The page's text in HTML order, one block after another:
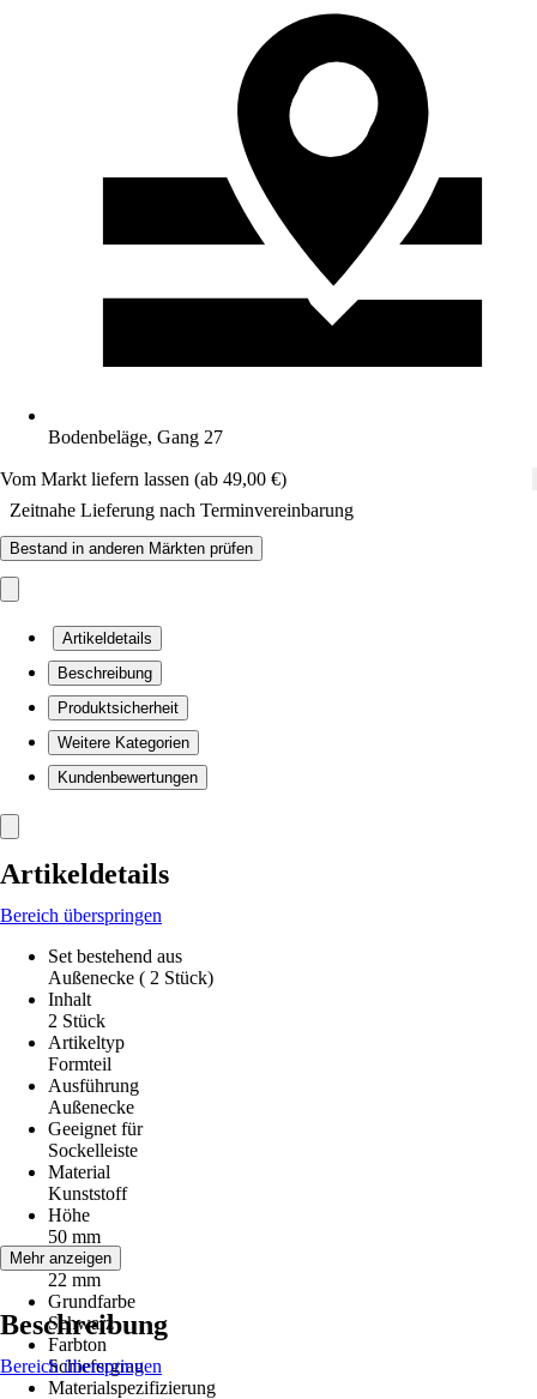
Bodenbeläge, Gang 27
Vom Markt liefern lassen (ab 49,00 €)
Zeitnahe Lieferung nach Terminvereinbarung
Bestand in anderen Märkten prüfen
Artikeldetails
Beschreibung
Produktsicherheit
Weitere Kategorien
Kundenbewertungen
Artikeldetails
Bereich überspringen
Set bestehend aus
Außenecke ( 2 Stück)
Inhalt
2 Stück
Artikeltyp
Formteil
Ausführung
Außenecke
Geeignet für
Sockelleiste
Material
Kunststoff
Höhe
50 mm
Stärke
22 mm
Grundfarbe
Schwarz
Farbton
Schiefergrau
Materialspezifizierung
Mehr anzeigen
Beschreibung
Bereich überspringen